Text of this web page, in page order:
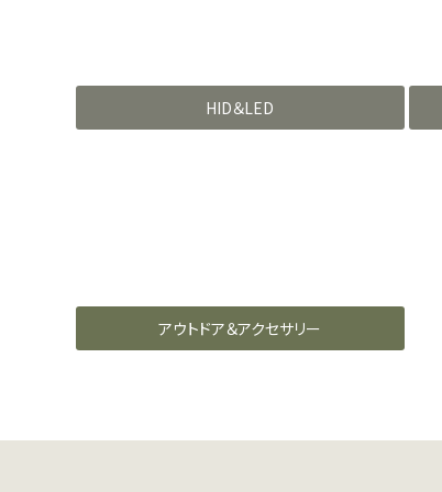
HID＆LED
アウトドア＆アクセサリー